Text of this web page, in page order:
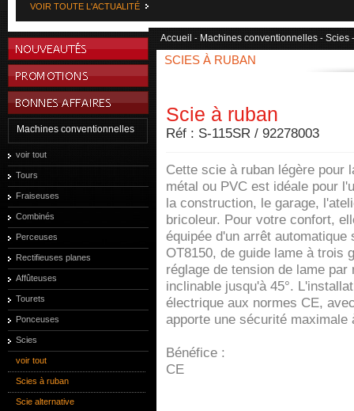
VOIR TOUTE L'ACTUALITÉ
Machines conventionnelles
voir tout
Tours
Fraiseuses
Combinés
Perceuses
Rectifieuses planes
Affûteuses
Tourets
Ponceuses
Scies
voir tout
Scies à ruban
Scie alternative
Accueil - Machines conventionnelles - Scies
SCIES À RUBAN
Scie à ruban
Réf : S-115SR / 92278003
Cette scie à ruban légère pour
métal ou PVC est idéale pour
la construction, le garage,
bricoleur. Pour votre confort,
équipée d'un arrêt automatique
OT8150, de guide lame à trois
réglage de tension de lame par
inclinable jusqu'à 45°.
électrique aux normes CE,
apporte une sécurité
Bénéfice :
CE